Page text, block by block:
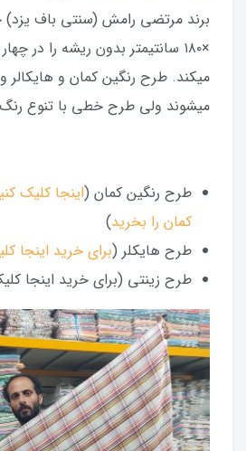
×۱۸۰ سانتیمتر بدون ریشه را در
میکند. طرح رنگین کمان و هایکالر
میشوند ولی طرح خطی با تنوع
طرح رنگین کمان (اینجا کلیک
کمان را بخرید)
طرح هایکلر (برای خرید اینجا
طرح زینتی (برای خرید اینجا